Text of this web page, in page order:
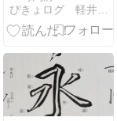
のおやつ♪